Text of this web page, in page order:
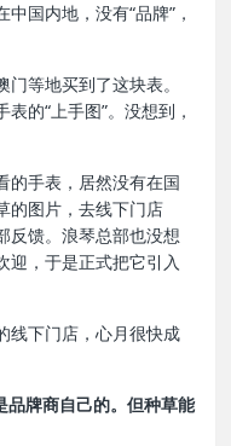
国内地，没有“品牌”，
等地买到了这块表。
的“上手图”。没想到，
的手表，居然没有在国
的图片，去线下门店
反馈。浪琴总部也没想
迎，于是正式把它引入
线下门店，心月很快成
品牌商自己的。但种草能